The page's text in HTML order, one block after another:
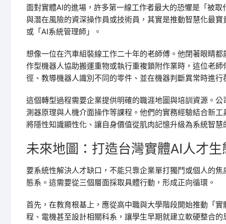
面對實體AI的進場，許多第一線工作者最大的恐懼是「被
與潛在風險的資深操作員或技術員，其實是推動智慧化最
或「AI系統管理師」。
想像一位在汽車組裝線工作二十年的老師傅。他閉著眼睛
作型機器人協助搬運重物或執行重複鎖附作業時，這位老
徑、教導機器人識別不同的零件、並在機器判斷異常時進
這個轉型過程需要企業提供明確的職涯地圖與培訓資源。
測器原理與人機介面操作等課程。他們的實務經驗結合新
將隱性知識顯性化、讓自身價值從肌肉記憶升級為系統智慧
未來地圖：打造台灣實體AI人才
要系統性解決人才缺口，不能只靠企業單打獨鬥或個人的
態系。這需要從三個層面採取具體行動，形成正向循環。
首先，在教育根基上，應從高中職與大學階段開始推動「
程、電機甚至設計相關科系，讓學生早期就建立軟硬整合